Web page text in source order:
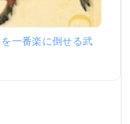
一番楽に倒せる武